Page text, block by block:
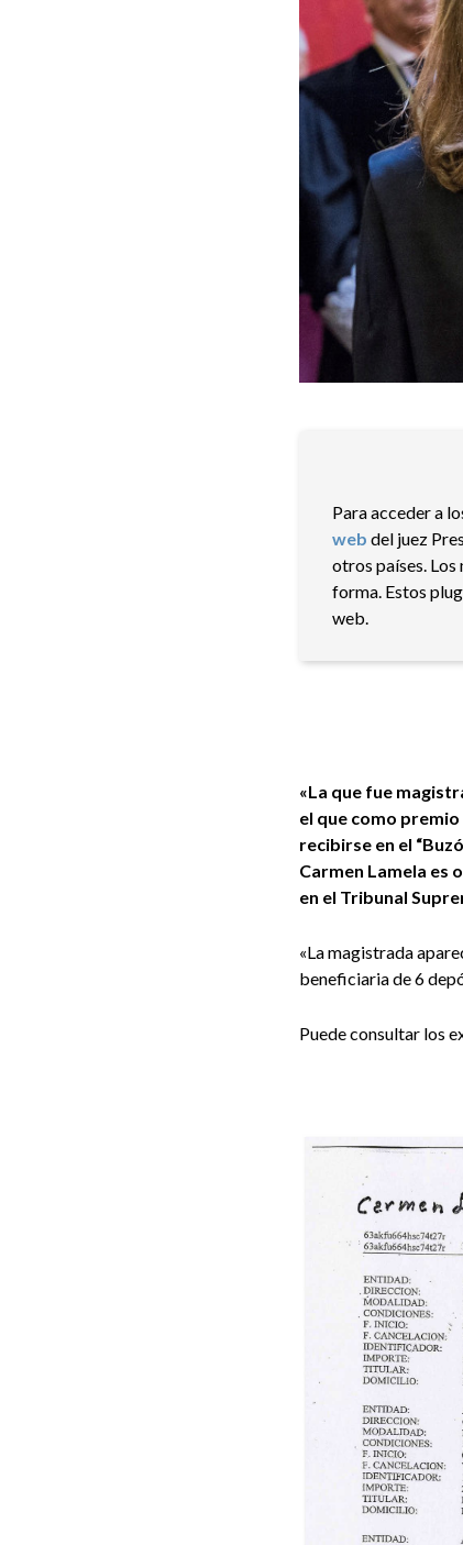
Para acceder a
web del juez
otros países.
forma. Estos
web.
«La que fue
el que como
recibirse en el
Carmen Lamela es
en el Tribunal
«La magistrada
beneficiaria de 6
Puede consultar los